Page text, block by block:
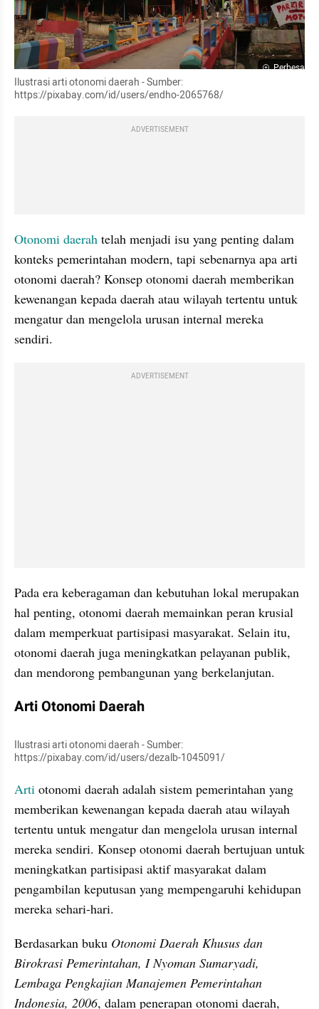
Perbesar
Ilustrasi arti otonomi daerah - Sumber:
https://pixabay.com/id/users/endho-2065768/
ADVERTISEMENT
Otonomi daerah telah menjadi isu yang penting dalam
konteks pemerintahan modern, tapi sebenarnya apa arti
otonomi daerah? Konsep otonomi daerah memberikan
kewenangan kepada daerah atau wilayah tertentu untuk
mengatur dan mengelola urusan internal mereka
sendiri.
ADVERTISEMENT
Pada era keberagaman dan kebutuhan lokal merupakan
hal penting, otonomi daerah memainkan peran krusial
dalam memperkuat partisipasi masyarakat. Selain itu,
otonomi daerah juga meningkatkan pelayanan publik,
dan mendorong pembangunan yang berkelanjutan.
Arti Otonomi Daerah
Ilustrasi arti otonomi daerah - Sumber:
https://pixabay.com/id/users/dezalb-1045091/
Arti otonomi daerah adalah sistem pemerintahan yang
memberikan kewenangan kepada daerah atau wilayah
tertentu untuk mengatur dan mengelola urusan internal
mereka sendiri. Konsep otonomi daerah bertujuan untuk
meningkatkan partisipasi aktif masyarakat dalam
pengambilan keputusan yang mempengaruhi kehidupan
mereka sehari-hari.
Berdasarkan buku Otonomi Daerah Khusus dan
Birokrasi Pemerintahan, I Nyoman Sumaryadi,
Lembaga Pengkajian Manajemen Pemerintahan
Indonesia, 2006, dalam penerapan otonomi daerah,